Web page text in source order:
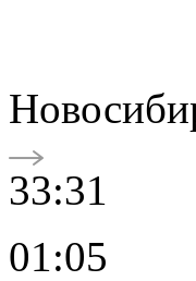
33:31
01:05